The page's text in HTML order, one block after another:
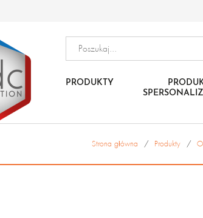
PRODUKTY
Strona główna Produkty